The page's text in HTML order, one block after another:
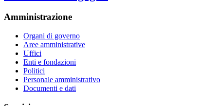
Amministrazione
Organi di governo
Aree amministrative
Uffici
Enti e fondazioni
Politici
Personale amministrativo
Documenti e dati